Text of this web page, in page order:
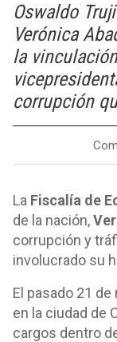
Oswaldo
Verónica
la
corrupción
La Fiscalía de
de la nación,
corrupción y
involucrado su
El pasado 21
en la ciudad de
cargos dentro